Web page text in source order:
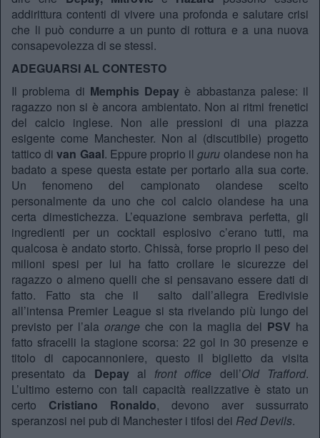
addirittura contenti di vivere una profonda e salutare crisi
che li può condurre a un punto di rottura e a una nuova
consapevolezza di se stessi.
ADEGUARSI AL CONTESTO
Il problema di Memphis Depay è abbastanza palese: il
ragazzo non si è ancora ambientato. Non ai ritmi frenetici
del calcio inglese. Non alle pressioni di una piazza
esigente come Manchester. Non al (discutibile) progetto
tattico divan Gaal. Eppure proprio ilguru olandese non ha
badato a spese questa estate per portarlo alla sua corte.
Un fenomeno del campionato olandese scelto
personalmente da uno che col calcio olandese ha una
certa dimestichezza. L’equazione sembrava perfetta, gli
ingredienti per un cocktail esplosivo c’erano tutti, ma
qualcosa è andato storto. Chissà, forse proprio il peso dei
milioni spesi per lui ha fatto crollare le sicurezze del
ragazzo o almeno quelli che si pensavano essere dati di
fatto. Fatto sta che il salto dall’allegra Eredivisie
all’intensa Premier League si sta rivelando più lungo del
previsto per l’alaorangeche con la maglia del PSV ha
fatto sfracelli la stagione scorsa: 22 gol in 30 presenze e
titolo di capocannoniere, questo il biglietto da visita
presentato da Depayal front office dell’Old Trafford.
L’ultimo esterno con tali capacità realizzative è stato un
certo Cristiano Ronaldo, devono aver sussurrato
speranzosi nei pub di Manchester i tifosi dei Red Devils.